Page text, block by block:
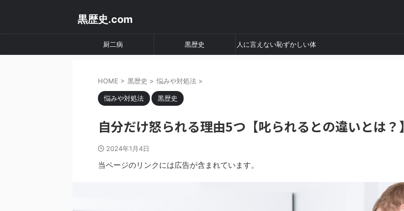
黒歴史.com
厨二病 黒歴史 人に言えない恥ずかしい体
HOME > 黒歴史 > 悩みや対処法 >
悩みや対処法 黒歴史
自分だけ怒られる理由5つ【叱られるとの違いとは？】
2024年1月4日
当ページのリンクには広告が含まれています。